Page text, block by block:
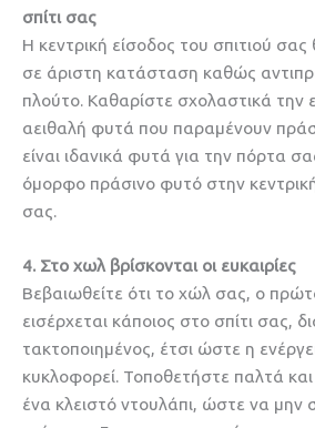
σπίτι σας
Η κεντρική είσοδος του σπιτιού σας
σε άριστη κατάσταση καθώς
πλούτο. Καθαρίστε σχολαστικά
αειθαλή φυτά που παραμένουν
είναι ιδανικά φυτά για την πόρτα
όμορφο πράσινο φυτό στην
σας.
4. Στο χωλ βρίσκονται οι ευκαιρίες
Βεβαιωθείτε ότι το χώλ σας, ο
εισέρχεται κάποιος στο σπίτι σας,
τακτοποιημένος, έτσι ώστε η
κυκλοφορεί. Τοποθετήστε παλτά
ένα κλειστό ντουλάπι, ώστε να μην